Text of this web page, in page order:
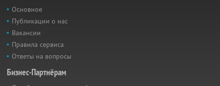
Основное
Публикации о нас
Вакансии
Правила сервиса
Ответы на вопросы
Бизнес-Партнёрам